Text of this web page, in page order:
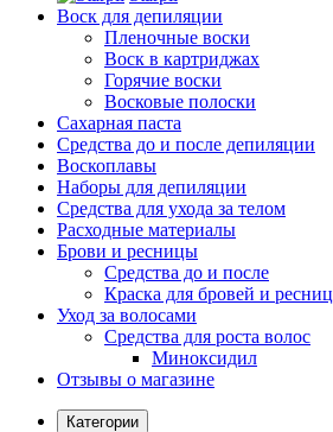
Воск для депиляции
Пленочные воски
Воск в картриджах
Горячие воски
Восковые полоски
Сахарная паста
Средства до и после депиляции
Воскоплавы
Наборы для депиляции
Средства для ухода за телом
Расходные материалы
Брови и ресницы
Средства до и после
Краска для бровей и ресниц
Уход за волосами
Средства для роста волос
Миноксидил
Отзывы о магазине
Категории